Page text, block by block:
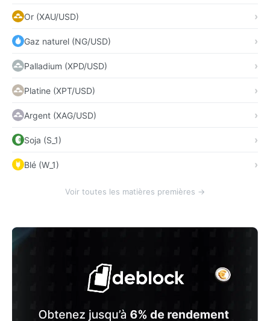
Or (XAU/USD)
Gaz naturel (NG/USD)
Palladium (XPD/USD)
Platine (XPT/USD)
Argent (XAG/USD)
Soja (S_1)
Blé (W_1)
Voir toutes les matières premières →